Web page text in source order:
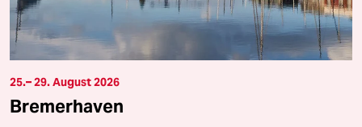
25.– 29. August 2026
Bremerhaven